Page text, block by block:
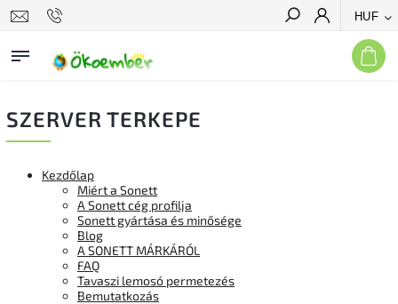
HUF
Keresés
SZERVER TERKEPE
Kezdőlap
Miért a Sonett
A Sonett cég profilja
Sonett gyártása és minősége
Blog
A SONETT MÁRKÁRÓL
FAQ
Tavaszi lemosó permetezés
Bemutatkozás